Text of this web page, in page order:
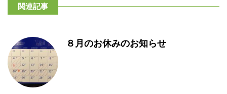
関連記事
８月のお休みのお知らせ